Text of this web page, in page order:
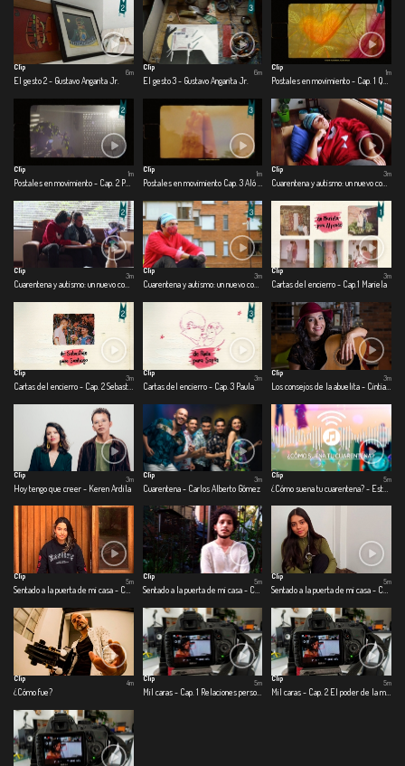
Clip
El gesto 2 - Gustavo Angarita Jr.
6m
Clip
El gesto 3 - Gustavo Angarita Jr.
6m
Clip
1m
Clip
1m
Clip
1m
Clip
3m
Clip
Cuarentena y autismo: un nuevo comienzo - Cap. 2 Me divierto en casa
3m
Clip
Cuarentena y autismo: un nuevo comienzo - Cap. 3 Salgo o me asfixio
3m
Clip
Cartas del encierro - Cap.1 Mariela
3m
Clip
3m
Clip
Cartas del encierro - Cap. 3 Paula
3m
Clip
3m
Clip
Hoy tengo que creer - Keren Ardila
3m
Clip
Cuarentena - Carlos Alberto Gómez
3m
Clip
5m
Clip
5m
Clip
Sentado a la puerta de mi casa - Cap. 2 Cosas que son
5m
Clip
5m
Clip
¿Cómo fue?
4m
Clip
Mil caras - Cap. 1 Relaciones personales
5m
Clip
5m